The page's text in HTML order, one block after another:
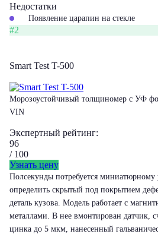
Недостатки
Появление царапин на стекле
#2
Smart Test T-500
Морозоустойчивый толщиномер с УФ
VIN
Экспертный рейтинг:
96
/ 100
Узнать цену
Полсекунды потребуется миниатюрному
определить скрытый под покрытием
деталь кузова. Модель работает с
металлами. В нее вмонтирован датчик,
цинка до 5 мкм, нанесенный